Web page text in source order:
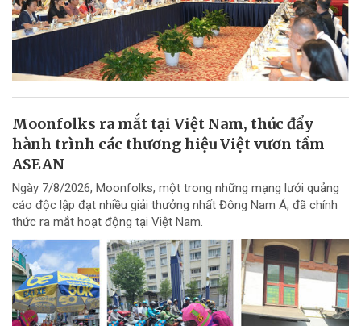
Moonfolks ra mắt tại Việt Nam, thúc đẩy
hành trình các thương hiệu Việt vươn tầm
ASEAN
Ngày 7/8/2026, Moonfolks, một trong những mạng lưới quảng
cáo độc lập đạt nhiều giải thưởng nhất Đông Nam Á, đã chính
thức ra mắt hoạt động tại Việt Nam.